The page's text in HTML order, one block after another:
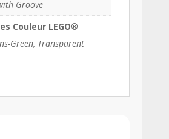
Groove
Couleur LEGO®
Green, Transparent